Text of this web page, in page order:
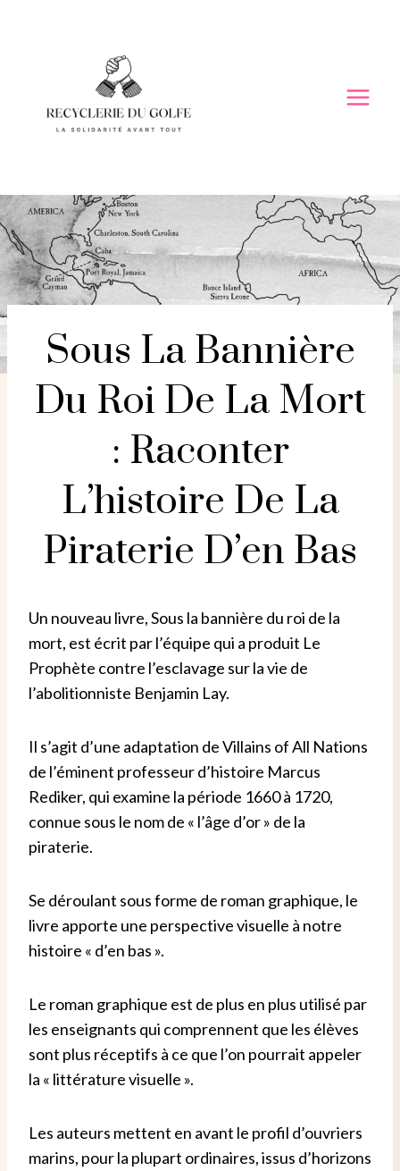
Sous La Bannière
Du Roi De La Mort
: Raconter
L’histoire De La
Piraterie D’en Bas
Un nouveau livre, Sous la bannière du roi de la
mort, est écrit par l’équipe qui a produit Le
Prophète contre l’esclavage sur la vie de
l’abolitionniste Benjamin Lay.
Il s’agit d’une adaptation de Villains of All Nations
de l’éminent professeur d’histoire Marcus
Rediker, qui examine la période 1660 à 1720,
connue sous le nom de « l’âge d’or » de la
piraterie.
Se déroulant sous forme de roman graphique, le
livre apporte une perspective visuelle à notre
histoire « d’en bas ».
Le roman graphique est de plus en plus utilisé par
les enseignants qui comprennent que les élèves
sont plus réceptifs à ce que l’on pourrait appeler
la « littérature visuelle ».
Les auteurs mettent en avant le profil d’ouvriers
marins, pour la plupart ordinaires, issus d’horizons